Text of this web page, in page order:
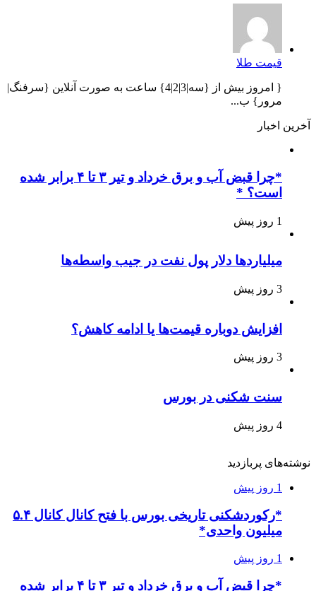
قیمت طلا
{ امروز بیش از {سه|3|2|4} ساعت به صورت آنلاین {سرفنگ|
مرور} ب...
آخرین اخبار
*چرا قبض آب و برق خرداد و تیر ۳ تا ۴ برابر شده
است؟ *
1 روز پیش
میلیاردها دلار پول نفت در جیب واسطه‌ها
3 روز پیش
افزایش دوباره قیمت‌ها یا ادامه کاهش؟
3 روز پیش
سنت شکنی در بورس
4 روز پیش
نوشته‌های پربازدید
1 روز پیش
*رکوردشکنی تاریخی بورس با فتح کانال کانال ۵.۴
میلیون واحدی*
1 روز پیش
*چرا قبض آب و برق خرداد و تیر ۳ تا ۴ برابر شده